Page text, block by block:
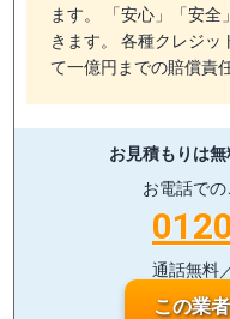
ます。 「安心」「安
きます。 各種クレジッ
て一億円までの賠償責
お見積もりは無
お電話で
通話無料
この業